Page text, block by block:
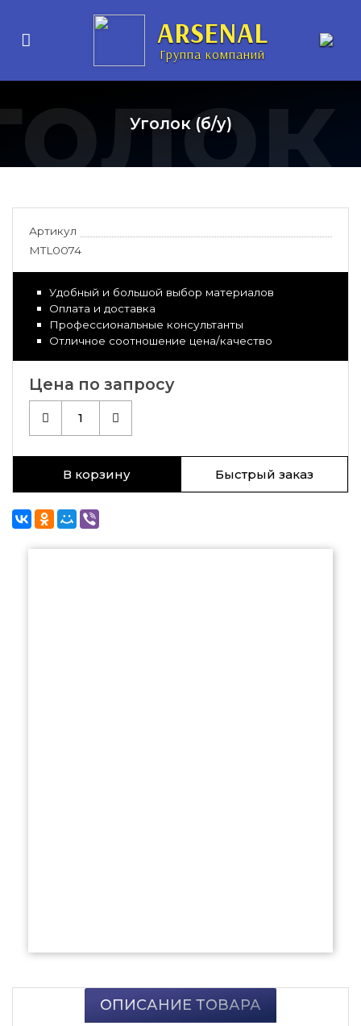
ARSENAL
Группа компаний
Уголок (б/у)
Артикул
MTL0074
Удобный и большой выбор материалов
Оплата и доставка
Профессиональные консультанты
Отличное соотношение цена/качество
Цена по запросу
1
В корзину Быстрый заказ
ОПИСАНИЕ ТОВАРА